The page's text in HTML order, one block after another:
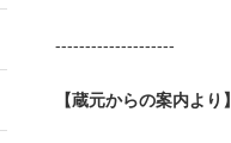
--------------------
【蔵元からの案内より】